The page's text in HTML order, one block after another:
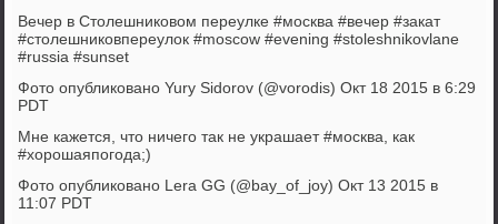
Вечер в Столешниковом переулке #москва #вечер #закат
#столешниковпереулок #moscow #evening #stoleshnikovlane
#russia #sunset
Фото опубликовано Yury Sidorov (@vorodis) Окт 18 2015 в 6:29
PDT
Мне кажется, что ничего так не украшает #москва, как
#хорошаяпогода;)
Фото опубликовано Lera GG (@bay_of_joy) Окт 13 2015 в
11:07 PDT